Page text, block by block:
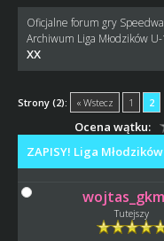
Oficjalne forum gry
Archiwum Liga Młodzików
XX
Strony (2): « Wstecz 1 2
Ocena wątku:
ZAPISY! Liga
wojtas_gkm
Tutejszy